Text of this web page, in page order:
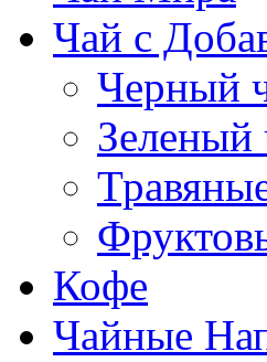
Чай с
Черный
Зеленый
Кофе
Чайные